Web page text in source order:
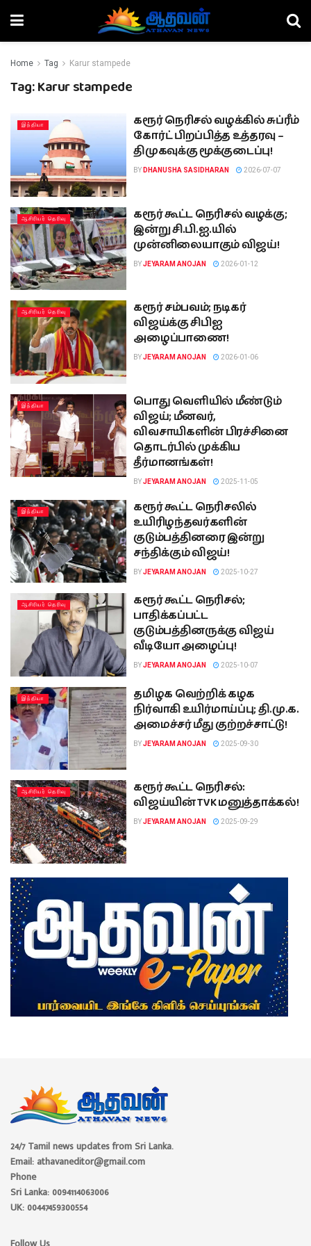
Home Tag Karur stampede
Tag:Karur stampede
இந்தியா
கரூர் நெரிசல் வழக்கில் சுப்ரீம்
கோர்ட் பிறப்பித்த உத்தரவு –
திமுகவுக்கு மூக்குடைப்பு!
BY DHANUSHA SASIDHARAN 2026-07-07
ஆசிரியர் தெரிவு
கரூர் கூட்ட நெரிசல் வழக்கு;
இன்று சி.பி.ஐ.யில்
முன்னிலையாகும் விஜய்!
BYJEYARAM ANOJAN 2026-01-12
ஆசிரியர் தெரிவு
கரூர் சம்பவம்; நடிகர்
விஜய்க்கு சிபிஐ
அழைப்பாணை!
BYJEYARAM ANOJAN 2026-01-06
இந்தியா
பொது வெளியில் மீண்டும்
விஜய்; மீனவர்,
விவசாயிகளின் பிரச்சினை
தொடர்பில் முக்கிய
தீர்மானங்கள்!
BYJEYARAM ANOJAN 2025-11-05
இந்தியா
கரூர் கூட்ட நெரிசலில்
உயிரிழந்தவர்களின்
குடும்பத்தினரை இன்று
சந்திக்கும் விஜய்!
BYJEYARAM ANOJAN 2025-10-27
ஆசிரியர் தெரிவு
கரூர் கூட்ட நெரிசல்;
பாதிக்கப்பட்ட
குடும்பத்தினருக்கு விஜய்
வீடியோ அழைப்பு!
BYJEYARAM ANOJAN 2025-10-07
இந்தியா
தமிழக வெற்றிக் கழக
நிர்வாகி உயிர்மாய்ப்பு; தி.மு.க.
அமைச்சர் மீது குற்றச்சாட்டு!
BYJEYARAM ANOJAN 2025-09-30
ஆசிரியர் தெரிவு
கரூர் கூட்ட நெரிசல்:
விஜய்யின் TVK மனுத்தாக்கல்!
BYJEYARAM ANOJAN 2025-09-29
24/7 Tamil news updates from Sri Lanka.
Email: athavaneditor@gmail.com
Phone
Sri Lanka: 0094114063006
UK: 00447459300554